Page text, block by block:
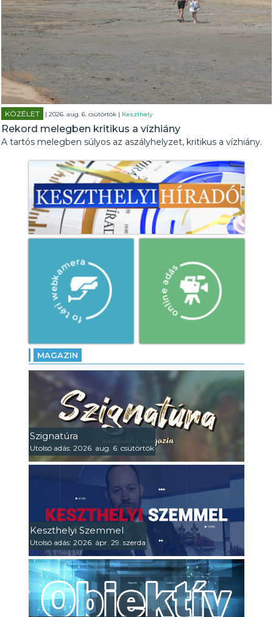
KÖZÉLET | 2026. aug. 6. csütörtök | Keszthely
Rekord melegben kritikus a vízhiány
A tartós melegben súlyos az aszályhelyzet, kritikus a vízhiány.
MAGAZIN
Szignatúra
Utolsó adás: 2026. aug. 6. csütörtök
Keszthelyi Szemmel
Utolsó adás: 2026. ápr. 29. szerda